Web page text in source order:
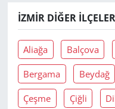
İZMIR DIĞER İLÇELER
Aliağa Balçova
Bergama Beydağ
Çeşme Çiğli